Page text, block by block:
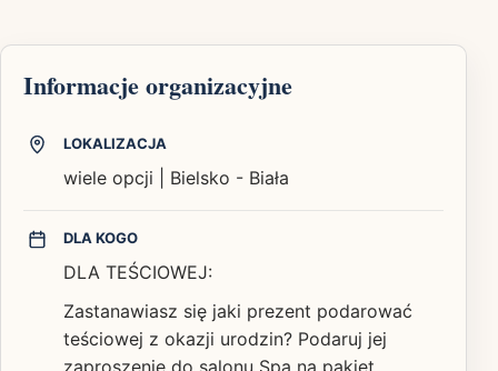
Informacje organizacyjne
LOKALIZACJA
wiele opcji | Bielsko - Biała
DLA KOGO
DLA TEŚCIOWEJ:
Zastanawiasz się jaki prezent podarować
teściowej z okazji urodzin? Podaruj jej
zaproszenie do salonu Spa na pakiet